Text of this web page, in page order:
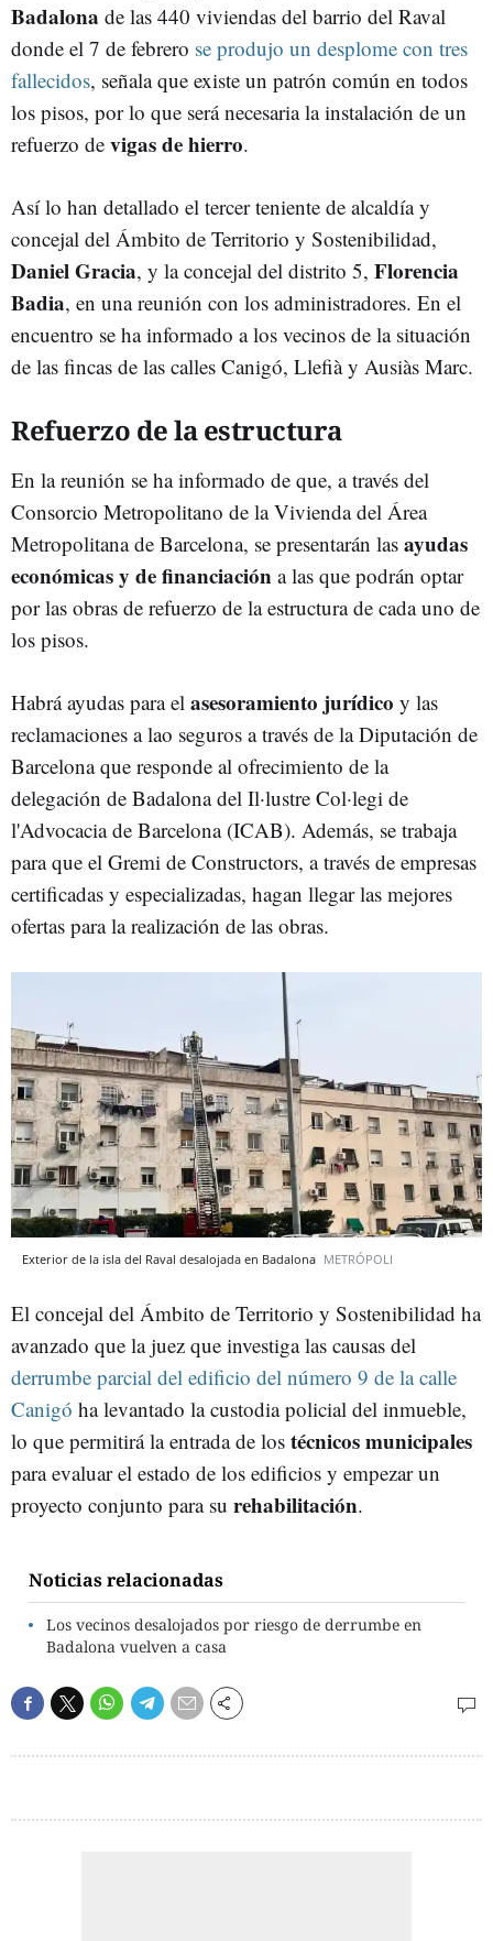
Badalona de las 440 viviendas del barrio del Raval
donde el 7 de febrero se produjo un desplome con tres
fallecidos, señala que existe un patrón común en todos
los pisos, por lo que será necesaria la instalación de un
refuerzo de vigas de hierro.
Así lo han detallado el tercer teniente de alcaldía y
concejal del Ámbito de Territorio y Sostenibilidad,
Daniel Gracia, y la concejal del distrito 5, Florencia
Badia, en una reunión con los administradores. En el
encuentro se ha informado a los vecinos de la situación
de las fincas de las calles Canigó, Llefià y Ausiàs Marc.
Refuerzo de la estructura
En la reunión se ha informado de que, a través del
Consorcio Metropolitano de la Vivienda del Área
Metropolitana de Barcelona, se presentarán las ayudas
económicas y de financiación a las que podrán optar
por las obras de refuerzo de la estructura de cada uno de
los pisos.
Habrá ayudas para el asesoramiento jurídico y las
reclamaciones a lao seguros a través de la Diputación de
Barcelona que responde al ofrecimiento de la
delegación de Badalona del Il·lustre Col·legi de
l'Advocacia de Barcelona (ICAB). Además, se trabaja
para que el Gremi de Constructors, a través de empresas
certificadas y especializadas, hagan llegar las mejores
ofertas para la realización de las obras.
Exterior de la isla del Raval desalojada en Badalona METRÓPOLI
El concejal del Ámbito de Territorio y Sostenibilidad ha
avanzado que la juez que investiga las causas del
derrumbe parcial del edificio del número 9 de la calle
Canigó ha levantado la custodia policial del inmueble,
lo que permitirá la entrada de los técnicos municipales
para evaluar el estado de los edificios y empezar un
proyecto conjunto para su rehabilitación.
Noticias relacionadas
Los vecinos desalojados por riesgo de derrumbe en
Badalona vuelven a casa